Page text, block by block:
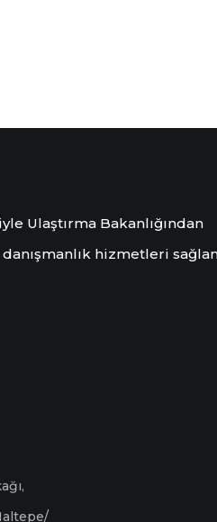
Ulaştırma Bakanlığından
hizmetleri